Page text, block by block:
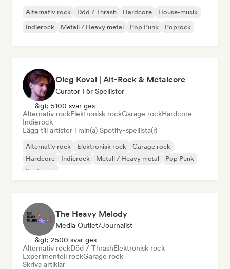
Alternativ rock Död / Thrash Hardcore
House-musik
Indierock
Metall / Heavy metal Pop Punk Poprock
Oleg Koval | Alt-Rock & Metalcore
Curator För Spellistor
&gt; 5100 svar ges
Alternativ rockElektronisk rockGarage rockHardcore
Indierock
Lägg till artister i min(a) Spotify-spellista(r)
Alternativ rock Elektronisk rock
Garage rock
Hardcore
Indierock Metall / Heavy metal
Pop Punk
Post punk
The Heavy Melody
Media Outlet/Journalist
&gt; 2500 svar ges
Alternativ rockDöd / ThrashElektronisk rock
Experimentell rockGarage rock
Skriva artiklar